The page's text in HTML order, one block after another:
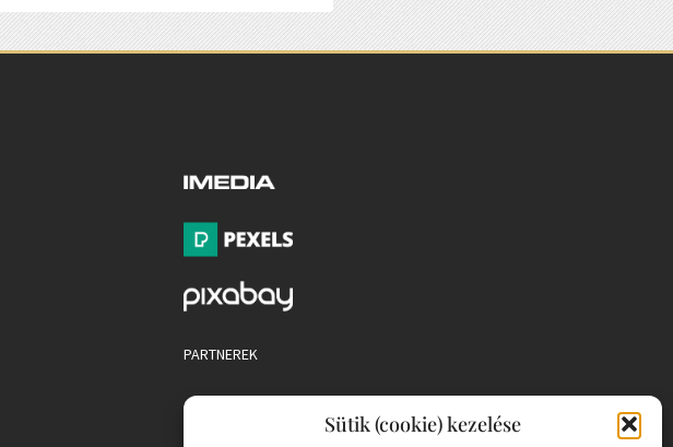
Sütik (cookie) kezelése
PARTNEREK
COOKIE SZABÁLYZAT